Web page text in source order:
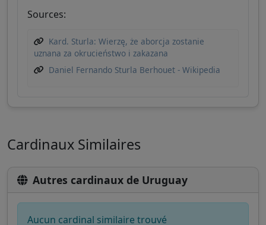
Sources:
Kard. Sturla: Wierzę, że aborcja zostanie
uznana za okrucieństwo i zakazana
Daniel Fernando Sturla Berhouet - Wikipedia
Cardinaux Similaires
Autres cardinaux de Uruguay
Aucun cardinal similaire trouvé